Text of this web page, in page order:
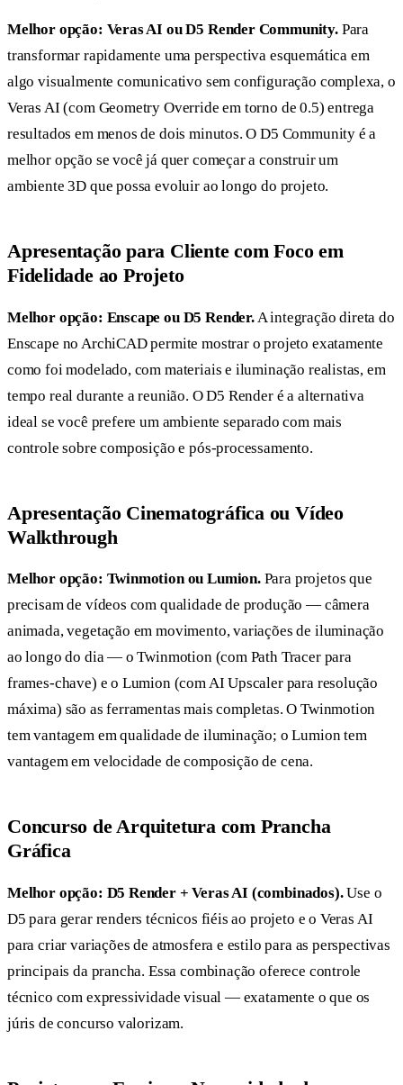
Melhor opção: Veras AI ou D5 Render Community.Para
transformar rapidamente uma perspectiva esquemática em
algo visualmente comunicativo sem configuração complexa, o
Veras AI (com Geometry Override em torno de 0.5) entrega
resultados em menos de dois minutos. O D5 Community é a
melhor opção se você já quer começar a construir um
ambiente 3D que possa evoluir ao longo do projeto.
Apresentação para Cliente com Foco em
Fidelidade ao Projeto
Melhor opção: Enscape ou D5 Render.A integração direta do
Enscape no ArchiCAD permite mostrar o projeto exatamente
como foi modelado, com materiais e iluminação realistas, em
tempo real durante a reunião. O D5 Render é a alternativa
ideal se você prefere um ambiente separado com mais
controle sobre composição e pós-processamento.
Apresentação Cinematográfica ou Vídeo
Walkthrough
Melhor opção: Twinmotion ou Lumion.Para projetos que
precisam de vídeos com qualidade de produção — câmera
animada, vegetação em movimento, variações de iluminação
ao longo do dia — o Twinmotion (com Path Tracer para
frames-chave) e o Lumion (com AI Upscaler para resolução
máxima) são as ferramentas mais completas. O Twinmotion
tem vantagem em qualidade de iluminação; o Lumion tem
vantagem em velocidade de composição de cena.
Concurso de Arquitetura com Prancha
Gráfica
Melhor opção: D5 Render + Veras AI (combinados).Use o
D5 para gerar renders técnicos fiéis ao projeto e o Veras AI
para criar variações de atmosfera e estilo para as perspectivas
principais da prancha. Essa combinação oferece controle
técnico com expressividade visual — exatamente o que os
júris de concurso valorizam.